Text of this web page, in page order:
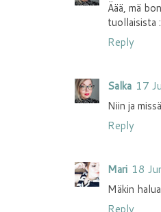
Äää, mä
tuollaisista
Reply
Salka 17
Niin ja
Reply
Mari 18
Mäkin
Reply